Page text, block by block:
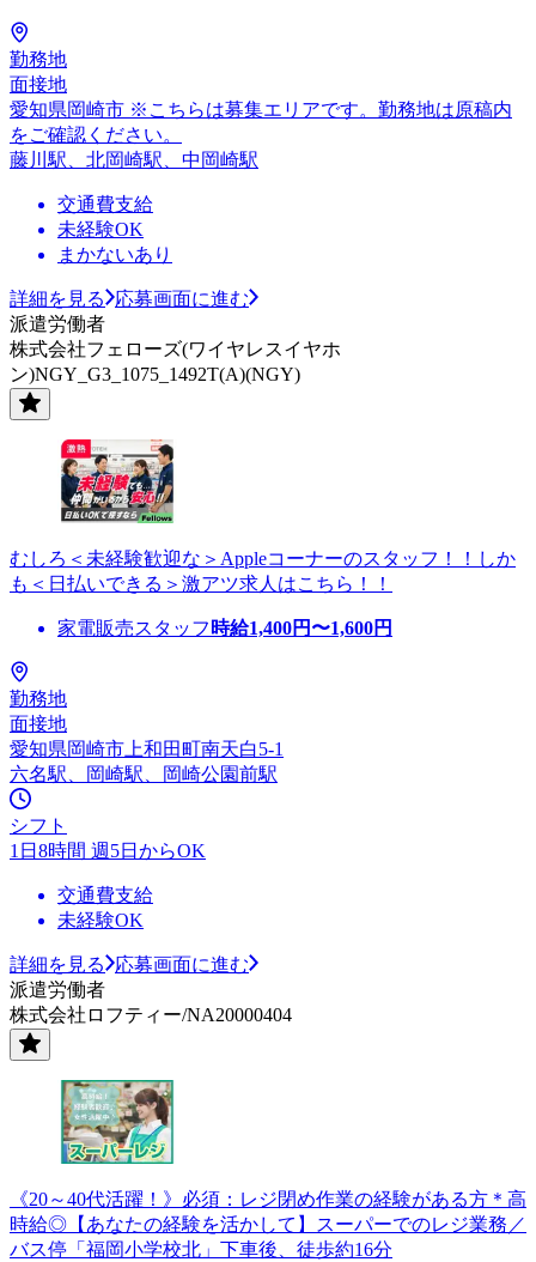
勤務地
面接地
愛知県岡崎市 ※こちらは募集エリアです。勤務地は原稿内
をご確認ください。
藤川駅、北岡崎駅、中岡崎駅
交通費支給
未経験OK
まかないあり
詳細を見る
応募画面に進む
派遣労働者
株式会社フェローズ(ワイヤレスイヤホ
ン)NGY_G3_1075_1492T(A)(NGY)
むしろ＜未経験歓迎な＞Appleコーナーのスタッフ！！しか
も＜日払いできる＞激アツ求人はこちら！！
家電販売スタッフ 時給1,400円〜1,600円
勤務地
面接地
愛知県岡崎市上和田町南天白5-1
六名駅、岡崎駅、岡崎公園前駅
シフト
1日8時間 週5日からOK
交通費支給
未経験OK
詳細を見る
応募画面に進む
派遣労働者
株式会社ロフティー/NA20000404
《20～40代活躍！》必須：レジ閉め作業の経験がある方＊高
時給◎【あなたの経験を活かして】スーパーでのレジ業務／
バス停「福岡小学校北」下車後、徒歩約16分